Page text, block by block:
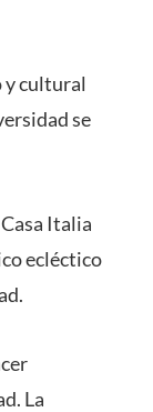
y cultural
se
Italia
ecléctico
La